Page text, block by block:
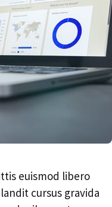
euismod libero
cursus gravida